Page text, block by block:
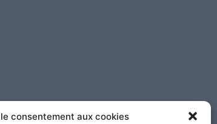
consentement aux cookies